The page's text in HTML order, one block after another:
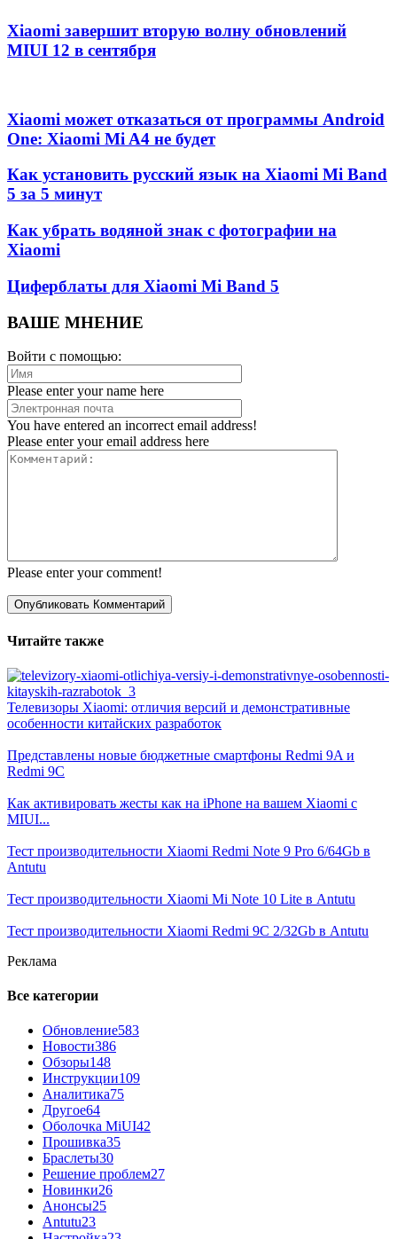
Xiaomi завершит вторую волну обновлений
MIUI 12 в сентября
Xiaomi может отказаться от программы Android
One: Xiaomi Mi A4 не будет
Как установить русский язык на Xiaomi Mi Band
5 за 5 минут
Как убрать водяной знак с фотографии на
Xiaomi
Циферблаты для Xiaomi Mi Band 5
ВАШЕ МНЕНИЕ
Войти с помощью:
Please enter your name here
You have entered an incorrect email address!
Please enter your email address here
Please enter your comment!
Читайте также
Телевизоры Xiaomi: отличия версий и демонстративные
особенности китайских разработок
Представлены новые бюджетные смартфоны Redmi 9A и
Redmi 9C
Как активировать жесты как на iPhone на вашем Xiaomi с
MIUI...
Тест производительности Xiaomi Redmi Note 9 Pro 6/64Gb в
Antutu
Тест производительности Xiaomi Mi Note 10 Lite в Antutu
Тест производительности Xiaomi Redmi 9C 2/32Gb в Antutu
Реклама
Все категории
Обновление583
Новости386
Обзоры148
Инструкции109
Аналитика75
Другое64
Оболочка MiUI42
Прошивка35
Браслеты30
Решение проблем27
Новинки26
Анонсы25
Antutu23